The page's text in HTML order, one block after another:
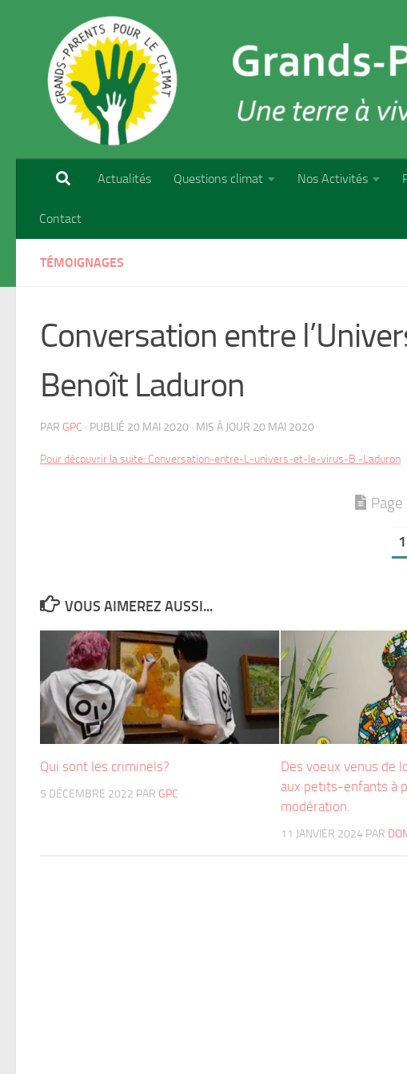
Skip to content
Actualités Questions climat Nos Activités
Contact
TÉMOIGNAGES
Conversation entre
Benoît Laduron
PAR GPC · PUBLIÉ 20 MAI 2020 · MIS À JOUR 20 MAI 2020
Pour découvrir la suite: Conversation-entre-L-univers-et-le-virus-B.-Laduron
Page
1
VOUS AIMEREZ AUSSI...
Qui sont les criminels?
5 DÉCEMBRE 2022 PAR GPC
Des voeux venus de
aux petits-enfants à
modération.
11 JANVIER 2024 PAR